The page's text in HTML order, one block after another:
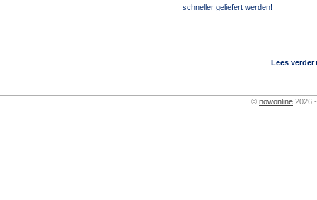
schneller geliefert werden!
Lees verder
© nowonline 2026